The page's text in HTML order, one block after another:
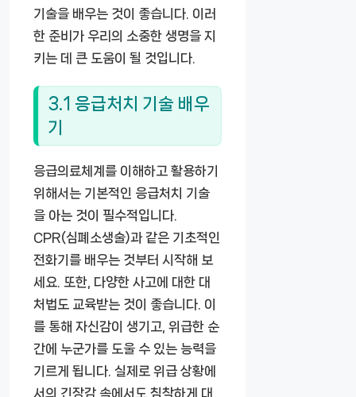
기술을 배우는 것이 좋습니다. 이러
한 준비가 우리의 소중한 생명을 지
키는 데 큰 도움이 될 것입니다.
3.1 응급처치 기술 배우
기
응급의료체계를 이해하고 활용하기
위해서는 기본적인 응급처치 기술
을 아는 것이 필수적입니다.
CPR(심폐소생술)과 같은 기초적인
전화기를 배우는 것부터 시작해 보
세요. 또한, 다양한 사고에 대한 대
처법도 교육받는 것이 좋습니다. 이
를 통해 자신감이 생기고, 위급한 순
간에 누군가를 도울 수 있는 능력을
기르게 됩니다. 실제로 위급 상황에
서의 긴장감 속에서도 침착하게 대